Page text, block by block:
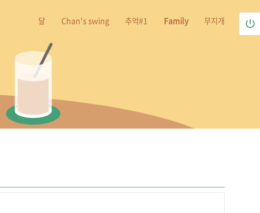
달 Chan's swing 추억#1 Family 무지개 power_settings_new